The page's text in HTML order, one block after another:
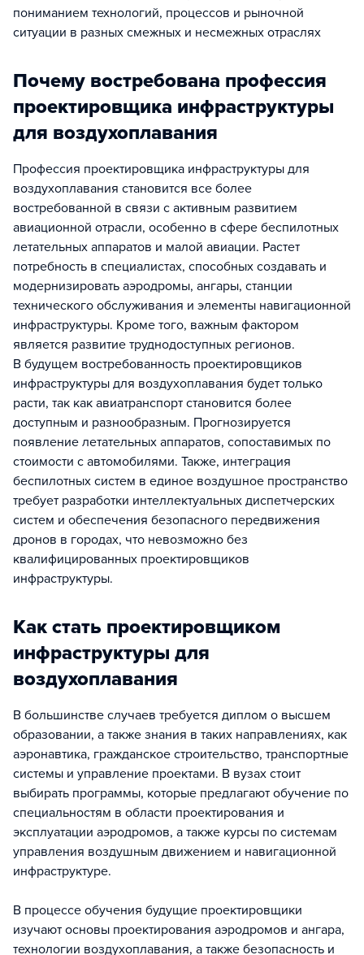
пониманием технологий, процессов и рыночной
ситуации в разных смежных и несмежных отраслях
Почему востребована профессия
проектировщика инфраструктуры
для воздухоплавания
Профессия проектировщика инфраструктуры для
воздухоплавания становится все более
востребованной в связи с активным развитием
авиационной отрасли, особенно в сфере беспилотных
летательных аппаратов и малой авиации. Растет
потребность в специалистах, способных создавать и
модернизировать аэродромы, ангары, станции
технического обслуживания и элементы навигационной
инфраструктуры. Кроме того, важным фактором
является развитие труднодоступных регионов.
В будущем востребованность проектировщиков
инфраструктуры для воздухоплавания будет только
расти, так как авиатранспорт становится более
доступным и разнообразным. Прогнозируется
появление летательных аппаратов, сопоставимых по
стоимости с автомобилями. Также, интеграция
беспилотных систем в единое воздушное пространство
требует разработки интеллектуальных диспетчерских
систем и обеспечения безопасного передвижения
дронов в городах, что невозможно без
квалифицированных проектировщиков
инфраструктуры.
Как стать проектировщиком
инфраструктуры для
воздухоплавания
В большинстве случаев требуется диплом о высшем
образовании, а также знания в таких направлениях, как
аэронавтика, гражданское строительство, транспортные
системы и управление проектами. В вузах стоит
выбирать программы, которые предлагают обучение по
специальностям в области проектирования и
эксплуатации аэродромов, а также курсы по системам
управления воздушным движением и навигационной
инфраструктуре.
В процессе обучения будущие проектировщики
изучают основы проектирования аэродромов и ангара,
технологии воздухоплавания, а также безопасность и